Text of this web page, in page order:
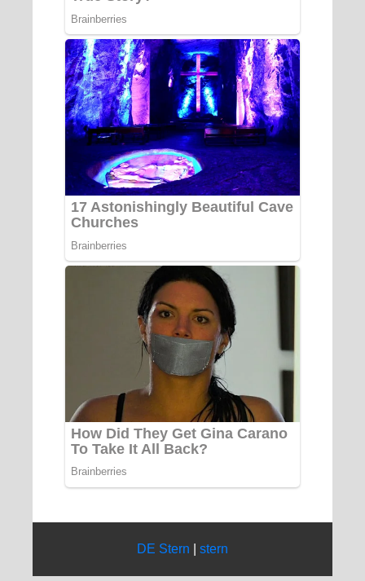
DE Stern stern